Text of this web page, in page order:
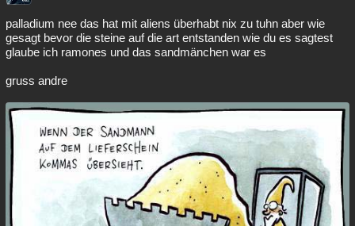
Besucht Teilgenommen Alle Neue Geschlossen
Lesenswert Schlüsselwörter
palladium nee das hat mit aliens überhabt nix zu tuhn aber wie
gesagt bevor die steine auf die art entstanden wie du es sagtest
glaube ich ramones und das sandmänchen war es
gruss andre